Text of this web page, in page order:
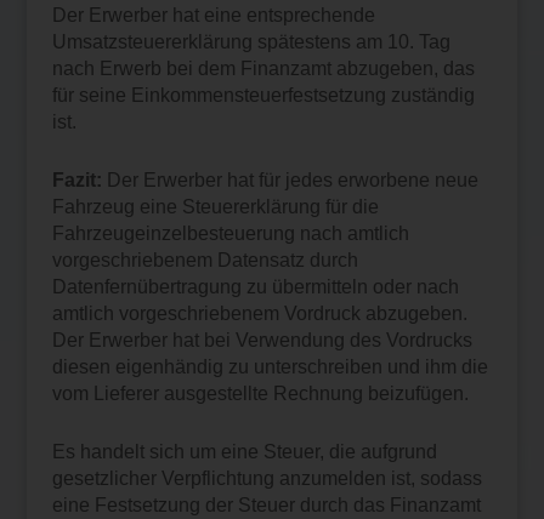
Der Erwerber hat eine entsprechende
Umsatzsteuererklärung spätestens am 10. Tag
nach Erwerb bei dem Finanzamt abzugeben, das
für seine Einkommensteuerfestsetzung zuständig
ist.
Fazit: Der Erwerber hat für jedes erworbene neue
Fahrzeug eine Steuererklärung für die
Fahrzeugeinzelbesteuerung nach amtlich
vorgeschriebenem Datensatz durch
Datenfernübertragung zu übermitteln oder nach
amtlich vorgeschriebenem Vordruck abzugeben.
Der Erwerber hat bei Verwendung des Vordrucks
diesen eigenhändig zu unterschreiben und ihm die
vom Lieferer ausgestellte Rechnung beizufügen.
Es handelt sich um eine Steuer, die aufgrund
gesetzlicher Verpflichtung anzumelden ist, sodass
eine Festsetzung der Steuer durch das Finanzamt